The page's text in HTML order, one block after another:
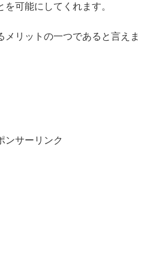
可能にしてくれます。
メリットの一つであると言えま
ンサーリンク